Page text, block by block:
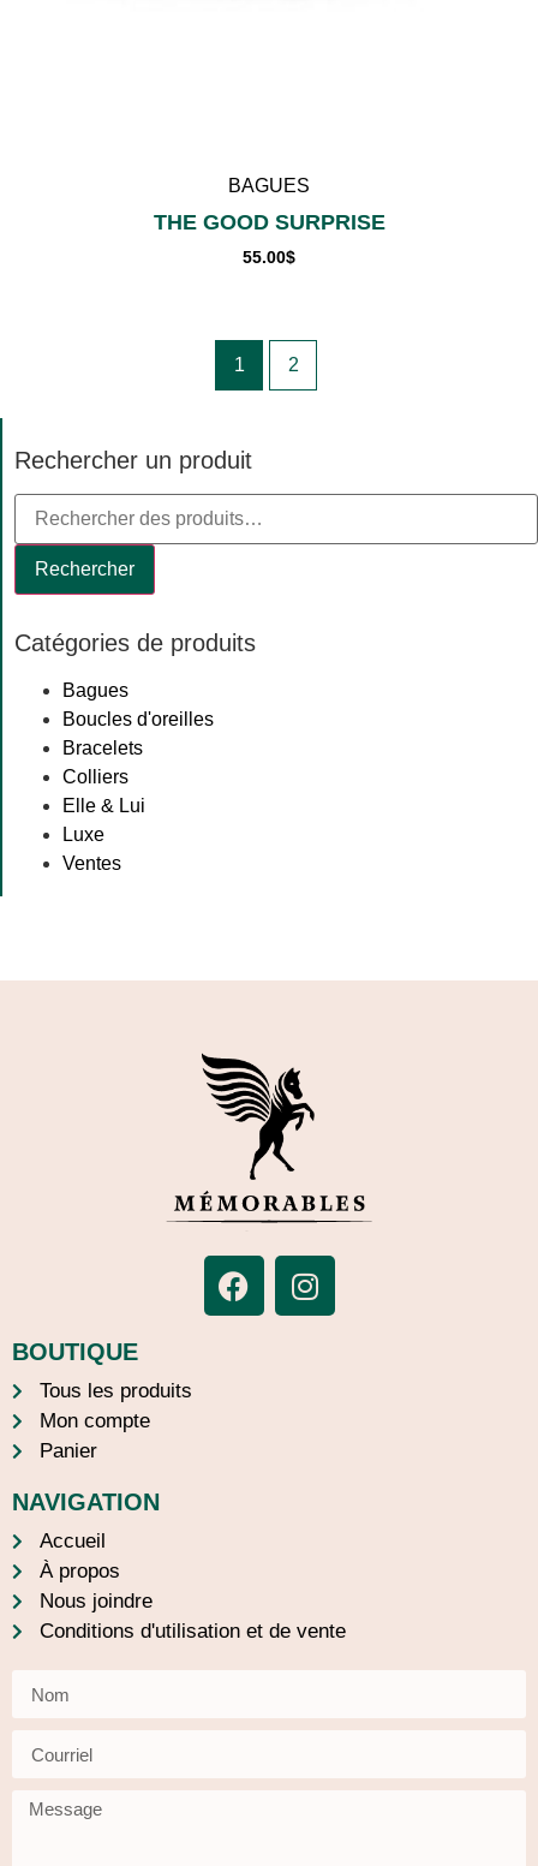
BAGUES
THE GOOD SURPRISE
55.00$
1 2
Rechercher un produit
Rechercher
Catégories de produits
Bagues
Boucles d'oreilles
Bracelets
Colliers
Elle & Lui
Luxe
Ventes
BOUTIQUE
Tous les produits
Mon compte
Panier
NAVIGATION
Accueil
À propos
Nous joindre
Conditions d'utilisation et de vente